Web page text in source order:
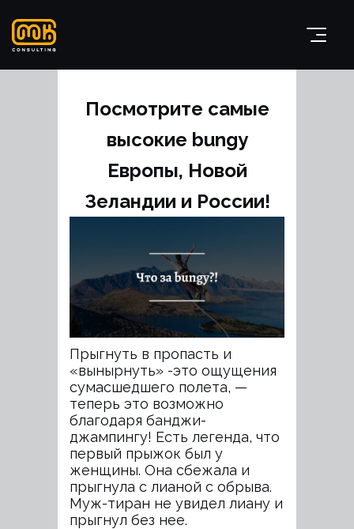
Посмотрите самые
высокие bungy
Европы, Новой
Зеландии и России!
Прыгнуть в пропасть и
«вынырнуть» -это ощущения
сумасшедшего полета, —
теперь это возможно
благодаря банджи-
джампингу! Есть легенда, что
первый прыжок был у
женщины. Она сбежала и
прыгнула с лианой с обрыва.
Муж-тиран не увидел лиану и
прыгнул без нее.